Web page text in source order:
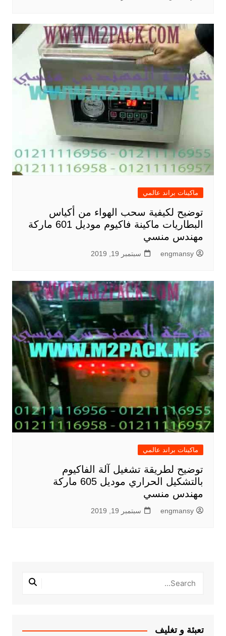
ماكينات براند عالمي
توضيح لكيفية سحب الهواء من أكياس
البطاريات ماكينة فاكيوم موديل 601 ماركة
مهندس منسي
engmansy سبتمبر 19, 2019
ماكينات براند عالمي
توضيح لطريقة تشغيل آلة الفاكيوم
بالتشكيل الحراري موديل 605 ماركة
مهندس منسي
engmansy سبتمبر 19, 2019
تعبئة و تغليف